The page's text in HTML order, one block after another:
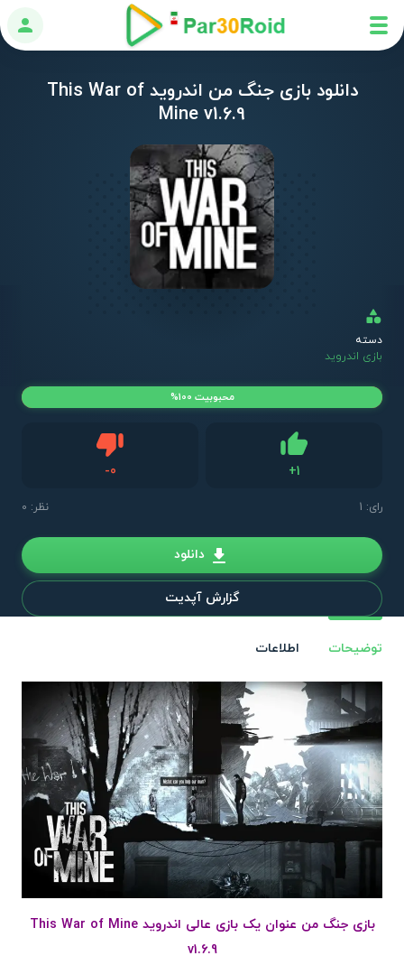
ورود
دانلود بازی جنگ من اندروید This War of
Mine v1.6.9
دسته
بازی اندروید
+1
-0دیس لایک
رای: 1 نظر: 0
محبوبیت 100%
دانلود
گزارش آپدیت
توضیحات اطلاعات
بازی جنگ من عنوان یک بازی عالی اندروید This War of Mine
v1.6.9